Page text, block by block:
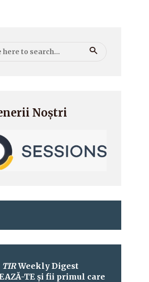
Noștri
TIRWeekly Digest
TE și fii primul care